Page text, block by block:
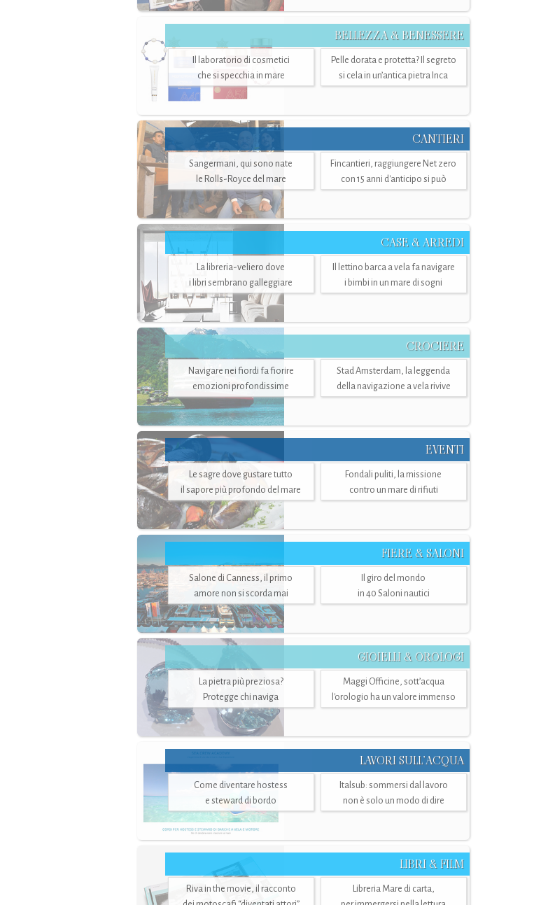
BELLEZZA & BENESSERE
Il laboratorio di cosmetici
che si specchia in mare
Pelle dorata e protetta? Il segreto
si cela in un’antica pietra Inca
CANTIERI
Sangermani, qui sono nate
le Rolls-Royce del mare
Fincantieri, raggiungere Net zero
con 15 anni d'anticipo si può
CASE & ARREDI
La libreria-veliero dove
i libri sembrano galleggiare
Il lettino barca a vela fa navigare
i bimbi in un mare di sogni
CROCIERE
Navigare nei fiordi fa fiorire
emozioni profondissime
Stad Amsterdam, la leggenda
della navigazione a vela rivive
EVENTI
Le sagre dove gustare tutto
il sapore più profondo del mare
Fondali puliti, la missione
contro un mare di rifiuti
FIERE & SALONI
Salone di Canness, il primo
amore non si scorda mai
Il giro del mondo
in 40 Saloni nautici
GIOIELLI & OROLOGI
La pietra più preziosa?
Protegge chi naviga
Maggi Officine, sott’acqua
l'orologio ha un valore immenso
LAVORI SULL’ACQUA
Come diventare hostess
e steward di bordo
Italsub: sommersi dal lavoro
non è solo un modo di dire
LIBRI & FILM
Riva in the movie, il racconto
Libreria Mare di carta,